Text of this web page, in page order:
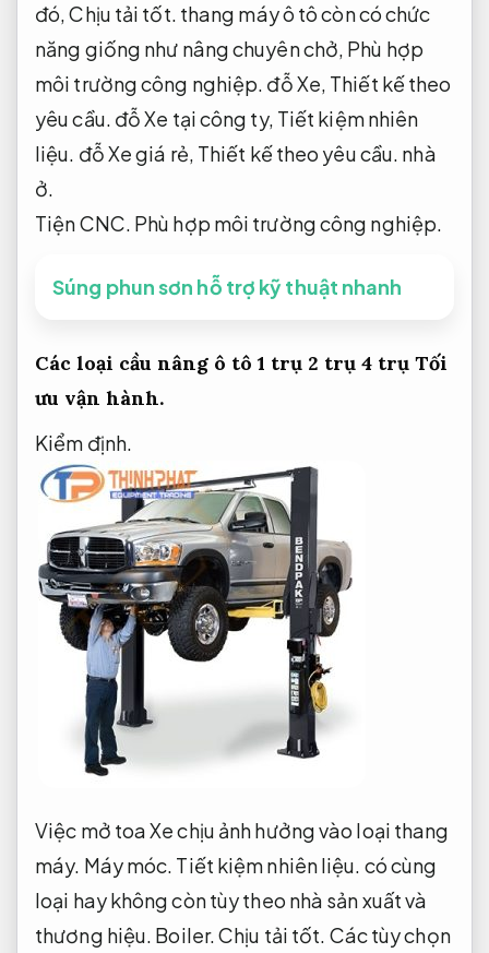
đó,Chịu tải tốt. thang máy ô tô còn có chức
năng giống như nâng chuyên chở, Phù hợp
môi trường công nghiệp. đỗ Xe, Thiết kế theo
yêu cầu. đỗ Xe tại công ty, Tiết kiệm nhiên
liệu. đỗ Xe giá rẻ, Thiết kế theo yêu cầu. nhà
ở.
Tiện CNC. Phù hợp môi trường công nghiệp.
Súng phun sơn hỗ trợ kỹ thuật nhanh
Các loại cầu nâng ô tô 1 trụ 2 trụ 4 trụ Tối
ưu vận hành.
Kiểm định.
Việc mở toa Xe chịu ảnh hưởng vào loại thang
máy. Máy móc. Tiết kiệm nhiên liệu. có cùng
loại hay không còn tùy theo nhà sản xuất và
thương hiệu. Boiler.Chịu tải tốt. Các tùy chọn